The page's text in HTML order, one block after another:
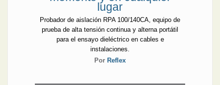
lugar
Probador de aislación RPA 100/140CA, equipo de
prueba de alta tensión continua y alterna portátil
para el ensayo dieléctrico en cables e
instalaciones.
Por Reflex